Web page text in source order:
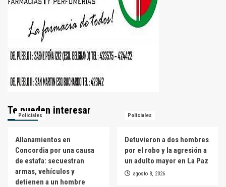
Te pueden interesar
Policiales
Allanamientos en
Concordia por una causa
de estafa: secuestran
armas, vehículos y
detienen a un hombre
Policiales
Detuvieron a dos hombres
por el robo y la agresión a
un adulto mayor en La Paz
agosto 8, 2026